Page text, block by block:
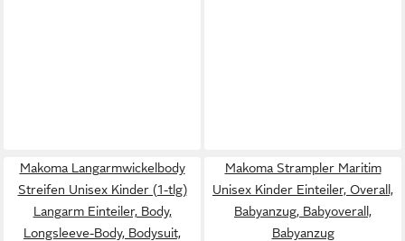
Makoma Langarmwickelbody
Streifen Unisex Kinder (1-tlg)
Langarm Einteiler, Body,
Longsleeve-Body, Bodysuit,
Makoma Strampler Maritim
Unisex Kinder Einteiler, Overall,
Babyanzug, Babyoverall,
Babyanzug